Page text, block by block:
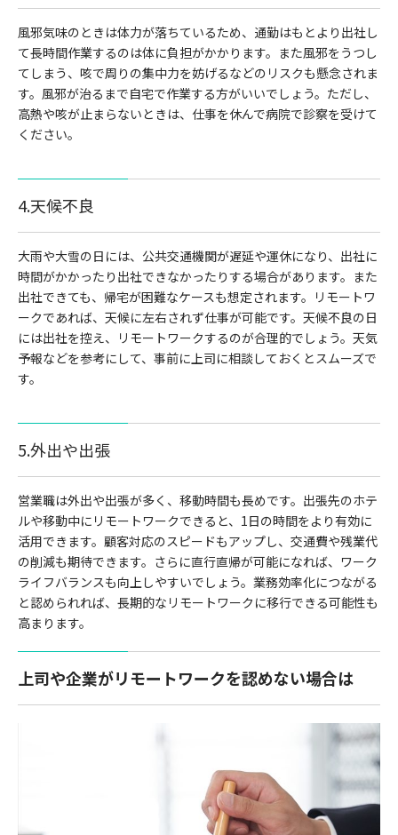
風邪気味のときは体力が落ちているため、通勤はもとより出社し
て長時間作業するのは体に負担がかかります。また風邪をうつし
てしまう、咳で周りの集中力を妨げるなどのリスクも懸念されま
す。風邪が治るまで自宅で作業する方がいいでしょう。ただし、
高熱や咳が止まらないときは、仕事を休んで病院で診察を受けて
ください。
4.天候不良
大雨や大雪の日には、公共交通機関が遅延や運休になり、出社に
時間がかかったり出社できなかったりする場合があります。また
出社できても、帰宅が困難なケースも想定されます。リモートワ
ークであれば、天候に左右されず仕事が可能です。天候不良の日
には出社を控え、リモートワークするのが合理的でしょう。天気
予報などを参考にして、事前に上司に相談しておくとスムーズで
す。
5.外出や出張
営業職は外出や出張が多く、移動時間も長めです。出張先のホテ
ルや移動中にリモートワークできると、1日の時間をより有効に
活用できます。顧客対応のスピードもアップし、交通費や残業代
の削減も期待できます。さらに直行直帰が可能になれば、ワーク
ライフバランスも向上しやすいでしょう。業務効率化につながる
と認められれば、長期的なリモートワークに移行できる可能性も
高まります。
上司や企業がリモートワークを認めない場合は